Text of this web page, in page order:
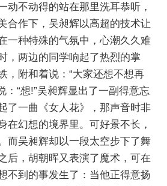
动不动得的站在那里洗耳恭听，
合作下，吴昶辉以高超的技术让
一种特殊的气氛中，心潮久久难
，两边的同学响起了热烈的掌
，附和着说：“大家还想不想再
：“想!”吴昶辉显出了一副得意忘
了一曲《女人花》，那声音时非
在幻想的境界里。可好景不长，
而吴昶辉却以一段太空步下了舞
后，胡朝晖又表演了魔术，可在
不到的事发生了：当他正得意扬